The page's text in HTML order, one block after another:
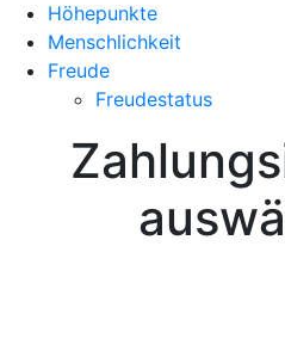
Höhepunkte
Menschlichkeit
Freude
Freudestatus